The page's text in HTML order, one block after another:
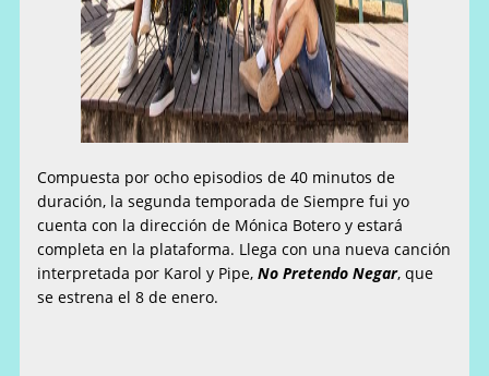
Compuesta por ocho episodios de 40 minutos de
duración, la segunda temporada de Siempre fui yo
cuenta con la dirección de Mónica Botero y estará
completa en la plataforma. Llega con una nueva canción
interpretada por Karol y Pipe,No Pretendo Negar, que
se estrena el 8 de enero.